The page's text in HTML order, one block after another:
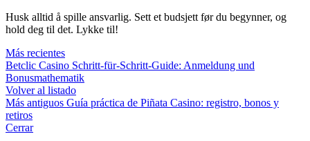
Husk alltid å spille ansvarlig. Sett et budsjett før du begynner, og
hold deg til det. Lykke til!
Más recientes
Betclic Casino Schritt-für-Schritt-Guide: Anmeldung und
Bonusmathematik
Volver al listado
Más antiguos Guía práctica de Piñata Casino: registro, bonos y
retiros
Cerrar